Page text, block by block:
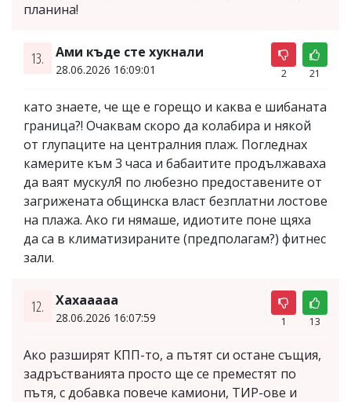
планина!
13. Ами къде сте хукнали
28.06.2026 16:09:01 2 21
като знаете, че ще е горещо и каква е шибаната
граница?! Очаквам скоро да колабира и някой
от глупаците на централния плаж. Погледнах
камерите към 3 часа и бабаитите продължаваха
да ваят мускулЯ по любезно предоставените от
загрижената общинска власт безплатни лостове
на плажа. Ако ги нямаше, идиотите поне щяха
да са в климатизираните (предполагам?) фитнес
зали.
12. Хахааааа
28.06.2026 16:07:59 1 13
Ако разширят КПП-то, а пътят си остане същия,
задръстванията просто ще се преместят по
пътя, с добавка повече камиони, ТИР-ове и